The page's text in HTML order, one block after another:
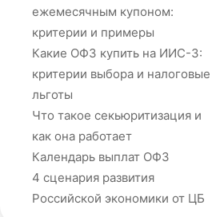
ежемесячным купоном:
критерии и примеры
Какие ОФЗ купить на ИИС-3:
критерии выбора и налоговые
льготы
Что такое секьюритизация и
как она работает
Календарь выплат ОФЗ
4 сценария развития
Российской экономики от ЦБ